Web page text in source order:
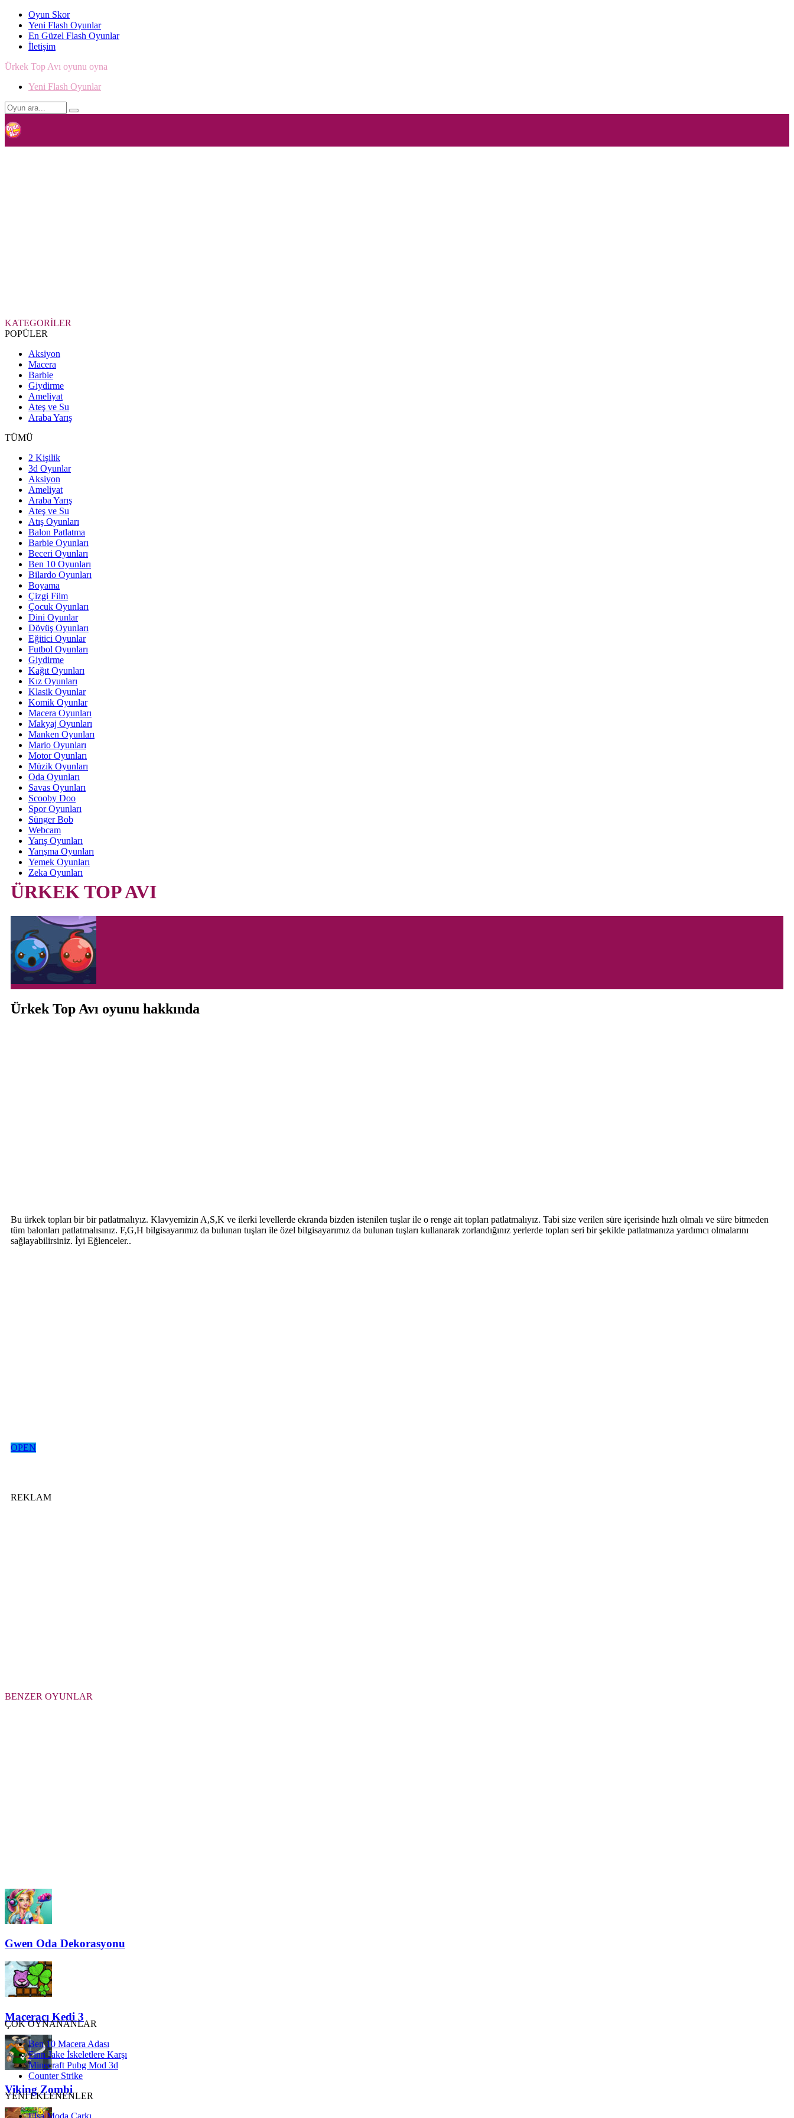
Oyun Skor
Yeni Flash Oyunlar
En Güzel Flash Oyunlar
İletişim
Ürkek Top Avı oyunu oyna
Yeni Flash Oyunlar
KATEGORİLER
POPÜLER
Aksiyon
Macera
Barbie
Giydirme
Ameliyat
Ateş ve Su
Araba Yarış
TÜMÜ
2 Kişilik
3d Oyunlar
Aksiyon
Ameliyat
Araba Yarış
Ateş ve Su
Atış Oyunları
Balon Patlatma
Barbie Oyunları
Beceri Oyunları
Ben 10 Oyunları
Bilardo Oyunları
Boyama
Çizgi Film
Çocuk Oyunları
Dini Oyunlar
Dövüş Oyunları
Eğitici Oyunlar
Futbol Oyunları
Giydirme
Kağıt Oyunları
Kız Oyunları
Klasik Oyunlar
Komik Oyunlar
Macera Oyunları
Makyaj Oyunları
Manken Oyunları
Mario Oyunları
Motor Oyunları
Müzik Oyunları
Oda Oyunları
Savas Oyunları
Scooby Doo
Spor Oyunları
Sünger Bob
Webcam
Yarış Oyunları
Yarışma Oyunları
Yemek Oyunları
Zeka Oyunları
ÜRKEK TOP AVI
Ürkek Top Avı oyunu hakkında
Bu ürkek topları bir bir patlatmalıyız. Klavyemizin A,S,K ve ilerki levellerde ekranda bizden istenilen tuşlar ile o renge ait topları patlatmalıyız. Tabi size verilen süre içerisinde hızlı olmalı ve süre bitmeden
tüm balonları patlatmalısınız. F,G,H bilgisayarımız da bulunan tuşları ile özel bilgisayarımız da bulunan tuşları kullanarak zorlandığınız yerlerde topları seri bir şekilde patlatmanıza yardımcı olmalarını
sağlayabilirsiniz. İyi Eğlenceler..
OPEN
REKLAM
BENZER OYUNLAR
Gwen Oda Dekorasyonu
Maceracı Kedi 3
Viking Zombi
ÇOK OYNANANLAR
Ben 10 Macera Adası
Finn Jake İskeletlere Karşı
Minecraft Pubg Mod 3d
Counter Strike
YENİ EKLENENLER
Elsa Moda Çarkı